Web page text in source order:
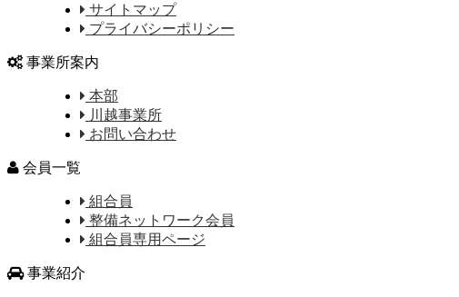
サイトマップ
プライバシーポリシー
事業所案内
本部
川越事業所
お問い合わせ
会員一覧
組合員
整備ネットワーク会員
組合員専用ページ
事業紹介